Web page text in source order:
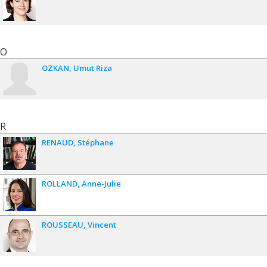
O
OZKAN Umut Riza
R
RENAUD Stéphane
ROLLAND Anne-Julie
ROUSSEAU Vincent